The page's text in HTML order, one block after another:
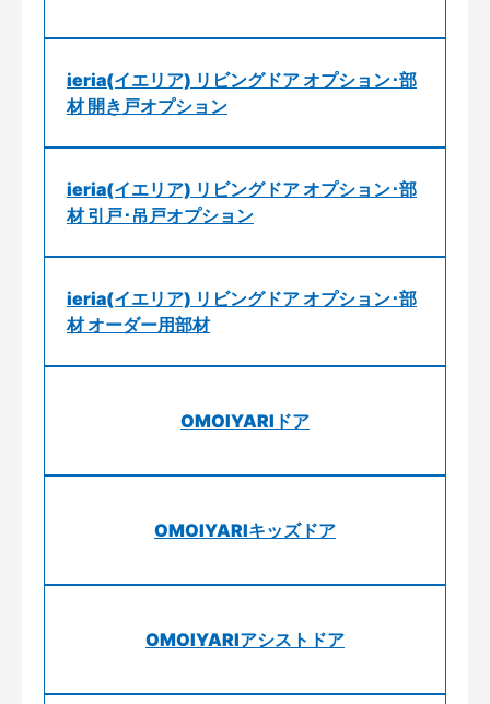
ieria(イエリア) リビングドア オプション･部
材 開き戸オプション
ieria(イエリア) リビングドア オプション･部
材 引戸･吊戸オプション
ieria(イエリア) リビングドア オプション･部
材 オーダー用部材
OMOIYARIドア
OMOIYARIキッズドア
OMOIYARIアシストドア